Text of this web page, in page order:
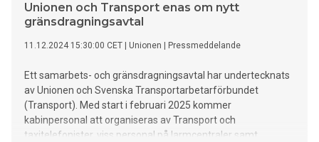
Unionen och Transport enas om nytt
gränsdragningsavtal
11.12.2024 15:30:00 CET Unionen Pressmeddelande
Ett samarbets- och gränsdragningsavtal har undertecknats
av Unionen och Svenska Transportarbetarförbundet
(Transport). Med start i februari 2025 kommer
kabinpersonal att organiseras av Transport och
taxitelefonister, viss personal på larmcentraler samt